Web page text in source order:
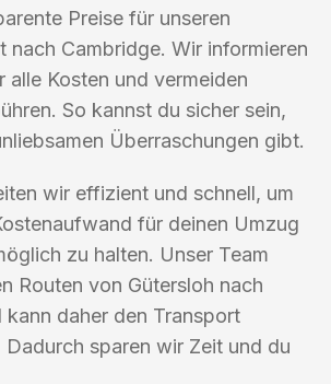
Preise für unseren
nach Cambridge. Wir informieren
alle Kosten und vermeiden
So kannst du sicher sein,
Überraschungen gibt.
wir effizient und schnell, um
für deinen Umzug
zu halten. Unser Team
Routen von Gütersloh nach
kann daher den Transport
Dadurch sparen wir Zeit und du